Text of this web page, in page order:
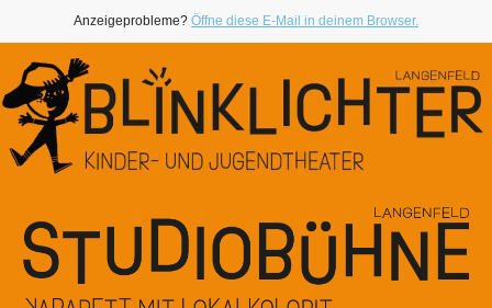
Anzeigeprobleme? Öffne diese E-Mail in deinem Browser.